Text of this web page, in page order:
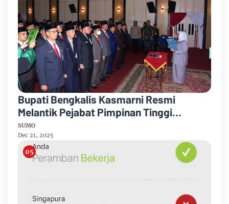
Bupati Bengkalis Kasmarni Resmi
Melantik Pejabat Pimpinan Tinggi
Pratama
SUMO
Dec 21, 2025